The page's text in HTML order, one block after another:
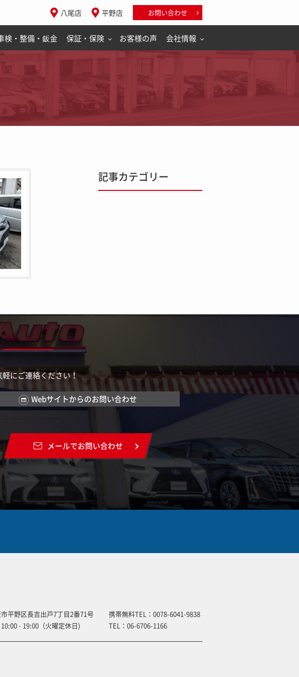
八尾店 平野店 お問い合わせ
検・整備・鈑金 保証・保険 お客様の声 会社情報
記事カテゴリー
にご連絡ください！
Webサイトからのお問い合わせ
メールでお問い合わせ
平野区長吉出戸7丁目2番71号
- 19:00（火曜定休日)
携帯無料TEL： 0078-6041-9838
TEL： 06-6706-1166